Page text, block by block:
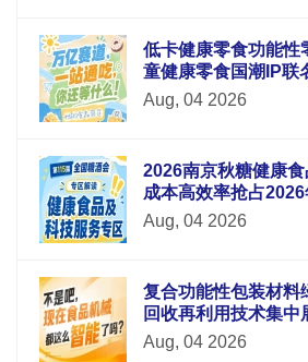
低卡健康零食功能性
童健康零食国潮IP联
块重磅升级
Aug, 04 2026
2026南京秋糖健康
成本高效率抢占
Aug, 04 2026
复合功能性包装材料
回收再利用技术集中
糖9号馆循环经济
Aug, 04 2026